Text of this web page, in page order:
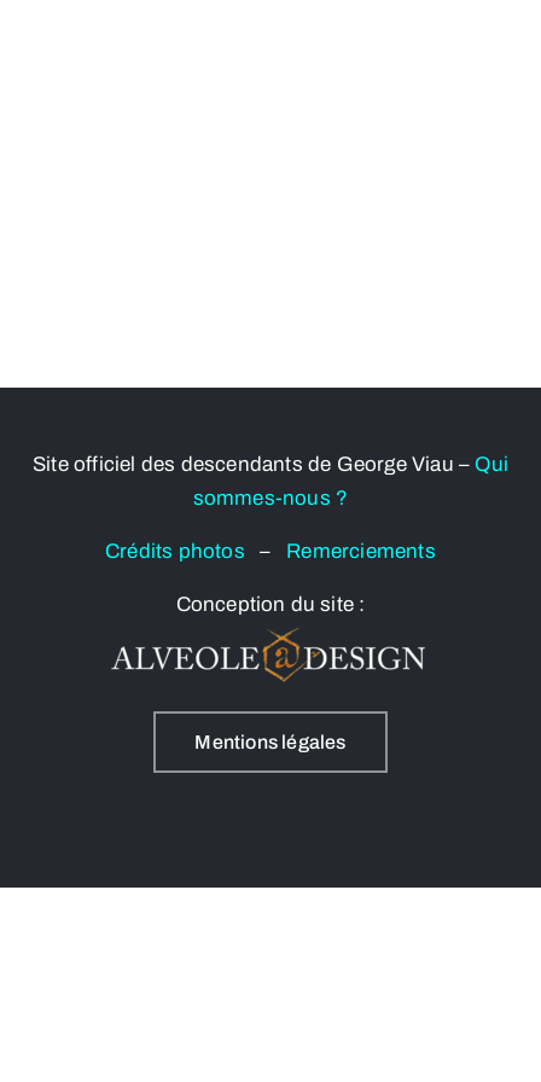
Site officiel des descendants de George Viau – Qui
sommes-nous ?
Crédits photos– Remerciements
Conception du site :
Mentions légales